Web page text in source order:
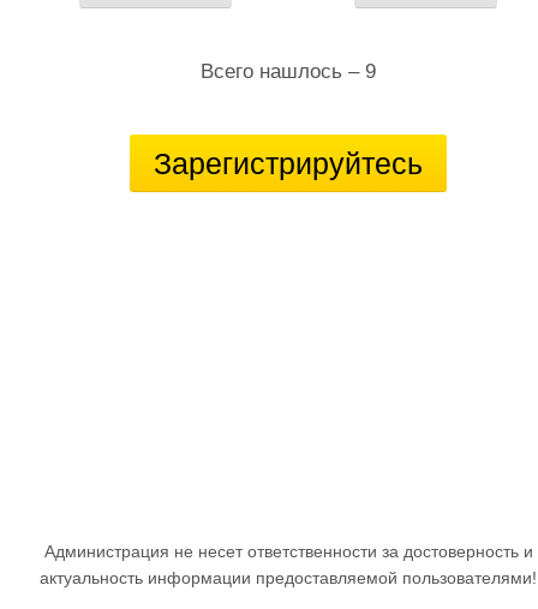
Всего нашлось – 9
Зарегистрируйтесь
Администрация не несет ответственности за достоверность и
актуальность информации предоставляемой пользователями!